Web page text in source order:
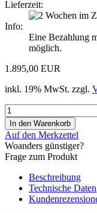
Lieferzeit:
Info:
Eine Bezahlung
möglich.
1.895,00 EUR
inkl. 19% MwSt. zzgl.
Auf den Merkzettel
Woanders günstiger?
Frage zum Produkt
Beschreibung
Technische Daten